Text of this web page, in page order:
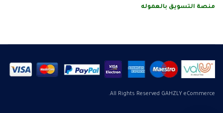
منصة التسويق بالعموله
All Rights Reserved GAHZLY eCommerce.